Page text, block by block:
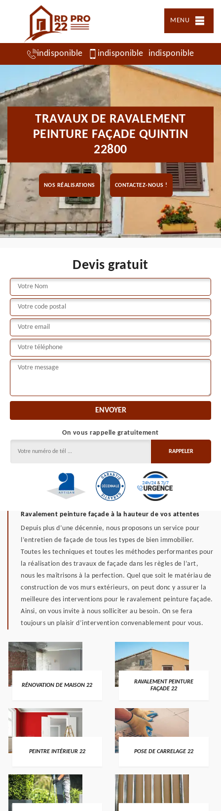
MENU
indisponible indisponible indisponible
TRAVAUX DE RAVALEMENT
PEINTURE FAÇADE QUINTIN
22800
NOS RÉALISATIONS CONTACTEZ-NOUS !
Devis gratuit
On vous rappelle gratuitement
Ravalement peinture façade à la hauteur de vos attentes
Depuis plus d’une décennie, nous proposons un service pour
l’entretien de façade de tous les types de bien immobilier.
Toutes les techniques et toutes les méthodes performantes pour
la réalisation des travaux de façade dans les règles de l’art,
nous les maîtrisons à la perfection. Quel que soit le matériau de
construction de vos murs extérieurs, on peut donc y assurer la
meilleure des interventions pour le ravalement peinture façade.
Ainsi, on vous invite à nous solliciter au besoin. On se fera
toujours un plaisir d’intervention convenablement pour vous.
RÉNOVATION DE MAISON 22
RAVALEMENT PEINTURE
FAÇADE 22
PEINTRE INTÉRIEUR 22 POSE DE CARRELAGE 22